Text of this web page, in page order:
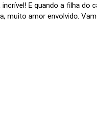
E quando a filha do
muito amor envolvido.